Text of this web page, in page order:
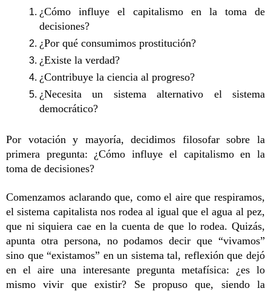
¿Cómo influye el capitalismo en la toma de
decisiones?
¿Por qué consumimos prostitución?
¿Existe la verdad?
¿Contribuye la ciencia al progreso?
¿Necesita un sistema alternativo el sistema
democrático?
Por votación y mayoría, decidimos filosofar sobre la
primera pregunta: ¿Cómo influye el capitalismo en la
toma de decisiones?
Comenzamos aclarando que, como el aire que respiramos,
el sistema capitalista nos rodea al igual que el agua al pez,
que ni siquiera cae en la cuenta de que lo rodea. Quizás,
apunta otra persona, no podamos decir que “vivamos”
sino que “existamos” en un sistema tal, reflexión que dejó
en el aire una interesante pregunta metafísica: ¿es lo
mismo vivir que existir? Se propuso que, siendo la